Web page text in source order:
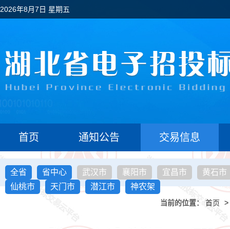
2026年8月7日 星期五
首页 通知公告 交易信息
全省 省中心 武汉市 襄阳市 宜昌市
黄石市
仙桃市
天门市 潜江市 神农架
当前的位置： 首页 >